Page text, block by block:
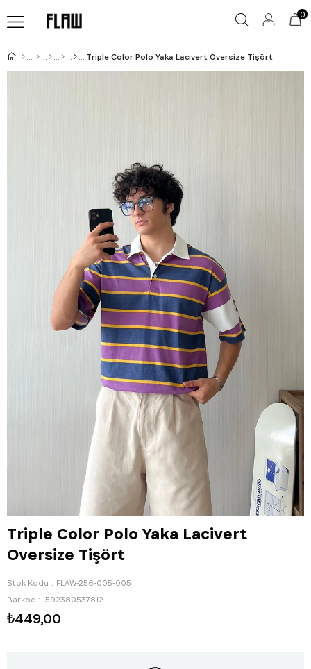
0
Triple Color Polo Yaka Lacivert Oversize Tişört
Triple Color Polo Yaka Lacivert
Oversize Tişört
Stok Kodu
FLAW-256-005-005
Barkod : 1592380537812
₺449,00